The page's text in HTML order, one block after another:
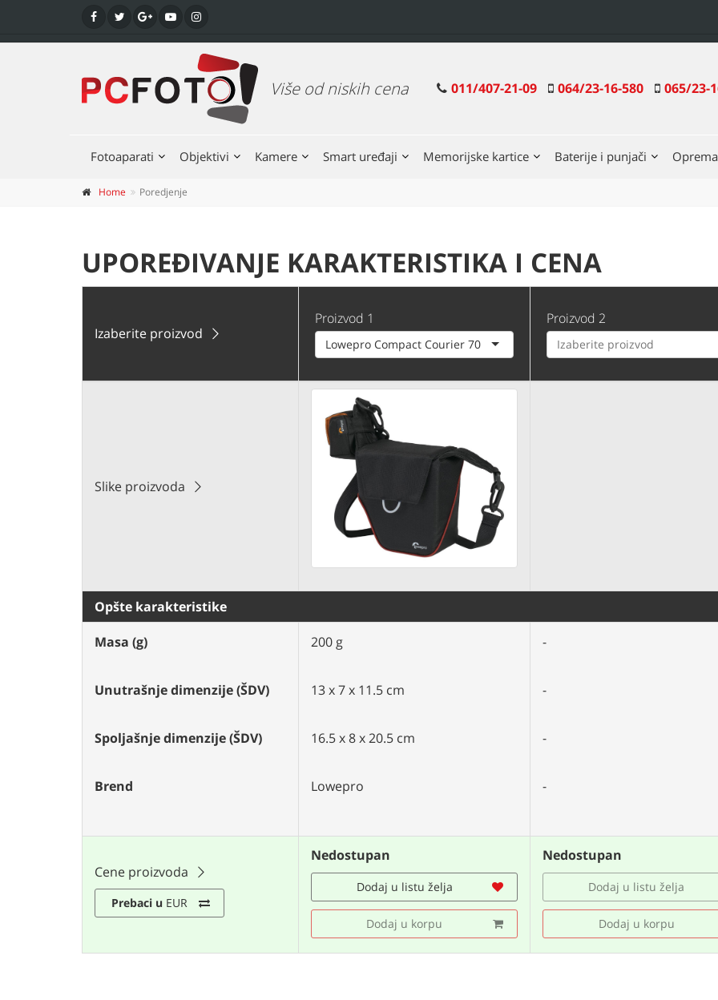
Više od niskih cena 011/407-21-09 064/23-16-580 065/23-
Fotoaparati Objektivi Kamere Smart uređaji Memorijske kartice Baterije i punjači Oprema
Home Poredjenje
UPOREĐIVANJE KARAKTERISTIKA I CENA
Izaberite proizvod
Proizvod 1
Lowepro Compact Courier 70
Proizvod 2
Slike proizvoda
Opšte karakteristike
Masa (g)
Unutrašnje dimenzije (ŠDV)
Spoljašnje dimenzije (ŠDV)
Brend
200 g
13 x 7 x 11.5 cm
16.5 x 8 x 20.5 cm
Lowepro
-
-
-
-
Cene proizvoda
Prebaci u EUR
Nedostupan
Dodaj u listu želja
Dodaj u korpu
Nedostupan
Dodaj u listu želja
Dodaj u korpu